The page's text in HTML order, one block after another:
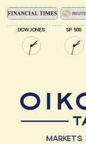
DOW JONES SP 500
MARKETS